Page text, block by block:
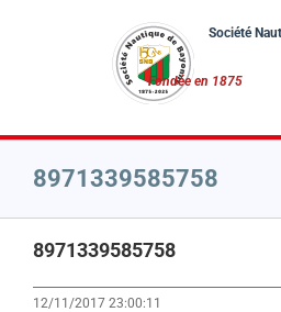
8971339585758
8971339585758
12/11/2017 23:00:11